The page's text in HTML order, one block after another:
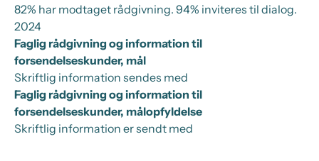
82% har modtaget rådgivning. 94% inviteres til dialog.
2024
Faglig rådgivning og information til
forsendelseskunder, mål
Skriftlig information sendes med
Faglig rådgivning og information til
forsendelseskunder, målopfyldelse
Skriftlig information er sendt med